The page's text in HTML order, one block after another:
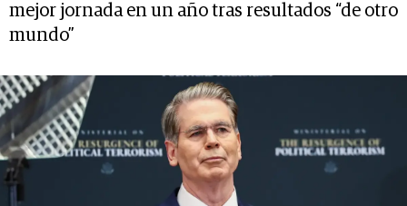
mejor jornada en un año tras resultados “de otro
mundo”